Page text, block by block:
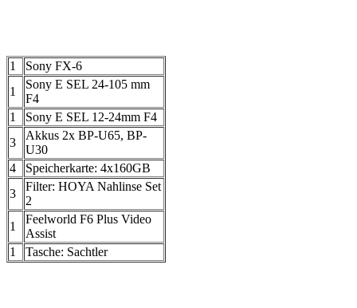
1
Sony FX-6
1
Sony E SEL 24-105 mm
F4
1
Sony E SEL 12-24mm F4
3
Akkus 2x BP-U65, BP-
U30
4
Speicherkarte: 4x160GB
3
Filter: HOYA Nahlinse Set
2
1
Feelworld F6 Plus Video
Assist
1
Tasche: Sachtler